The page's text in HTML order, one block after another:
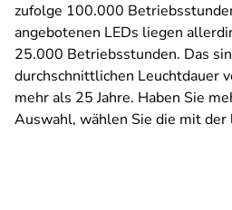
zufolge 100.000
angebotenen LEDs liegen
25.000 Betriebsstunden. Das
durchschnittlichen Leuchtdauer
mehr als 25 Jahre. Haben Sie
Auswahl, wählen Sie die mit der